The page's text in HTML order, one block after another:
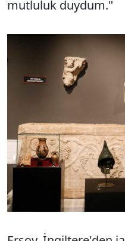
mutluluk duydum."